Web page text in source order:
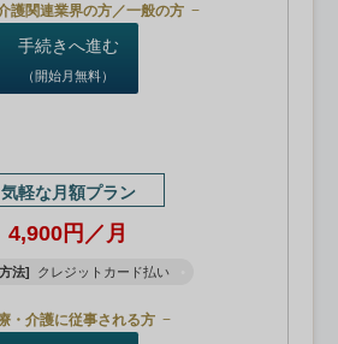
護関連業界の方／一般の方
手続きへ進む
（開始月無料）
気軽な月額プラン
4,900円／月
法] クレジットカード払い
・介護に従事される方